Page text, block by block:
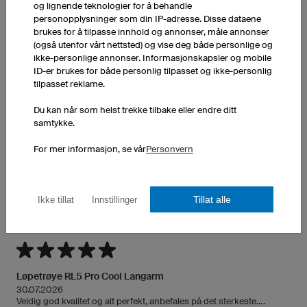
FEEDBACK OM LØPETRØYER
Løpetrøye RL5 Pro Cool Langarm
30.07.2026
Veldig god kvalitet og alt perfekt, anbefales på det sterkeste....
og lignende teknologier for å behandle
personopplysninger som din IP-adresse. Disse dataene
brukes for å tilpasse innhold og annonser, måle annonser
(også utenfor vårt nettsted) og vise deg både personlige og
ikke-personlige annonser. Informasjonskapsler og mobile
ID-er brukes for både personlig tilpasset og ikke-personlig
tilpasset reklame.
Du kan når som helst trekke tilbake eller endre ditt
samtykke.
For mer informasjon, se vårPersonvern
Ikke tillat Innstillinger Tillat alle